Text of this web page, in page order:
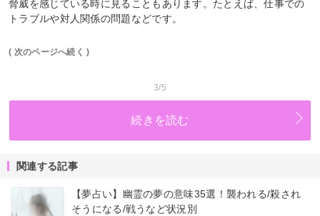
脅威を感じている時に見ることもあります。たとえば、仕事での
トラブルや対人関係の問題などです。
( 次のページへ続く )
3/5
続きを読む
関連する記事
【夢占い】幽霊の夢の意味35選！襲われる/殺され
そうになる/戦うなど状況別